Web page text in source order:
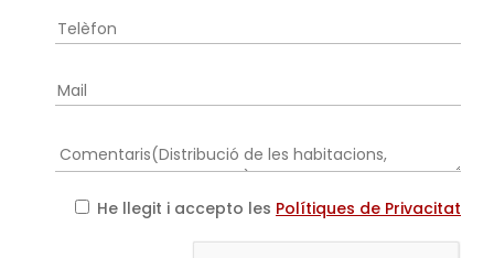
He llegit i accepto les Polítiques de Privacitat